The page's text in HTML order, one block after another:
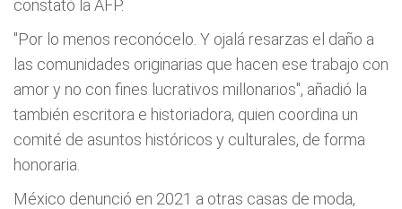
constató la AFP.
"Por lo menos reconócelo. Y ojalá resarzas el daño a
las comunidades originarias que hacen ese trabajo con
amor y no con fines lucrativos millonarios", añadió la
también escritora e historiadora, quien coordina un
comité de asuntos históricos y culturales, de forma
honoraria.
México denunció en 2021 a otras casas de moda,